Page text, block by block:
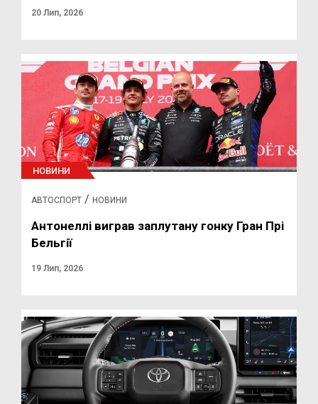
20 Лип, 2026
НОВИНИ
АВТОСПОРТ / НОВИНИ
Антонеллі виграв заплутану гонку Гран Прі
Бельгії
19 Лип, 2026